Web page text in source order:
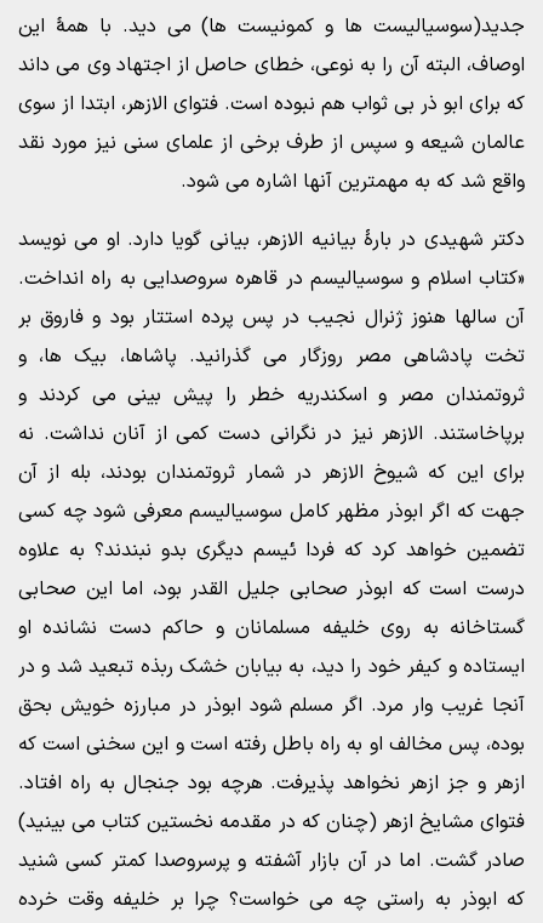
جدید(سوسیالیست ها و کمونیست ها) می دید. با همۀ این
اوصاف، البته آن را به نوعی، خطای حاصل از اجتهاد وی می داند
که برای ابو ذر بی ثواب هم نبوده است. فتوای الازهر، ابتدا از سوی
عالمان شیعه و سپس از طرف برخی از علمای سنی نیز مورد نقد
واقع شد که به مهمترین آنها اشاره می شود.
دکتر شهیدی در بارۀ بیانیه الازهر، بیانی گویا دارد. او می نویسد
«کتاب اسلام و سوسیالیسم در قاهره سروصدایی به راه انداخت.
آن سالها هنوز ژنرال نجیب در پس پرده استتار بود و فاروق بر
تخت پادشاهی مصر روزگار می گذرانید. پاشاها، بیک ها، و
ثروتمندان مصر و اسکندریه خطر را پیش بینی می کردند و
برپاخاستند. الازهر نیز در نگرانی دست کمی از آنان نداشت. نه
برای این که شیوخ الازهر در شمار ثروتمندان بودند، بله از آن
جهت که اگر ابوذر مظهر کامل سوسیالیسم معرفی شود چه کسی
تضمین خواهد کرد که فردا ئیسم دیگری بدو نبندند؟ به علاوه
درست است که ابوذر صحابی جلیل القدر بود، اما این صحابی
گستاخانه به روی خلیفه مسلمانان و حاکم دست نشانده او
ایستاده و کیفر خود را دید، به بیابان خشک ربذه تبعید شد و در
آنجا غریب وار مرد. اگر مسلم شود ابوذر در مبارزه خویش بحق
بوده، پس مخالف او به راه باطل رفته است و این سخنی است که
ازهر و جز ازهر نخواهد پذیرفت. هرچه بود جنجال به راه افتاد.
فتوای مشایخ ازهر (چنان که در مقدمه نخستین کتاب می بینید)
صادر گشت. اما در آن بازار آشفته و پرسروصدا کمتر کسی شنید
که ابوذر به راستی چه می خواست؟ چرا بر خلیفه وقت خرده